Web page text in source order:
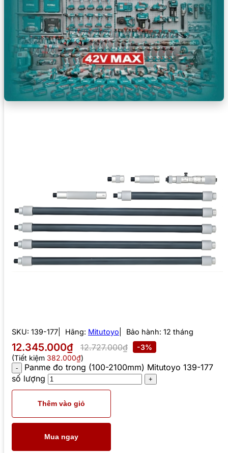
SKU: 139-177 Hãng: Mitutoyo Bảo hành: 12 tháng
12.345.000₫ 12.727.000₫
-3%
(Tiết kiệm 382.000₫)
Panme đo trong (100-2100mm) Mitutoyo 139-177
số lượng
Thêm vào giỏ
Mua ngay